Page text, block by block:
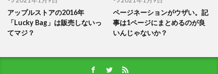
アップルストアの2016年
「Lucky Bag」は販売しないっ
てマジ？
ページネーションがウザい。記
事は1ページにまとめるのが良
いんじゃないか？